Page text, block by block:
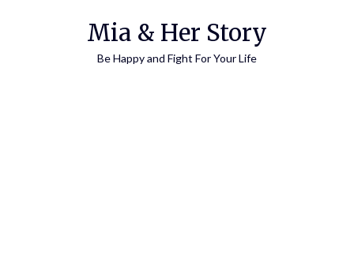
Mia & Her Story
Be Happy and Fight For Your Life